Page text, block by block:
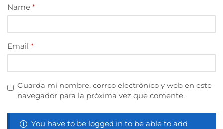
Name *
Email *
Guarda mi nombre, correo electrónico y web en este
navegador para la próxima vez que comente.
You have to be logged in to be able to add